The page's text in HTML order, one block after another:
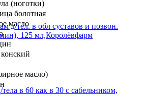
(ноготки)
болотная
масло
масло)
д/тел. в обл суставов и позвон.
125 мл,Королёвфарм